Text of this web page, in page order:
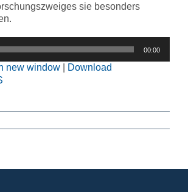
sie besonders
00:00
new window
Download